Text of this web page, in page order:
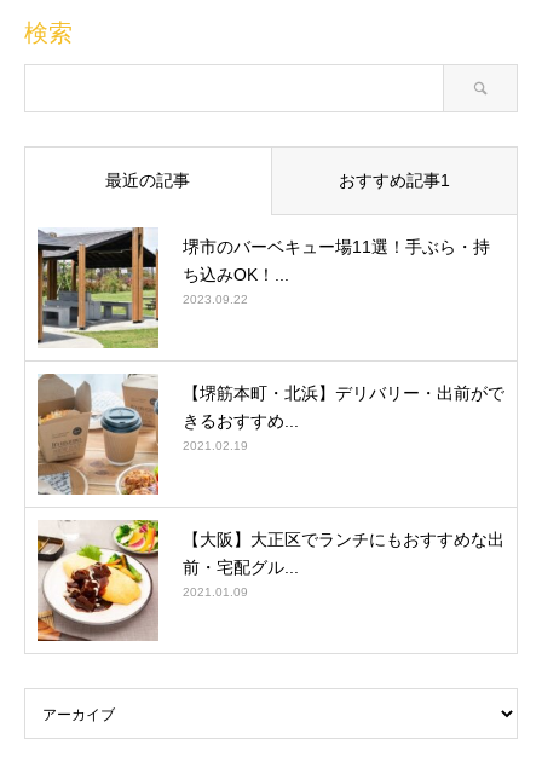
検索
最近の記事 おすすめ記事1
堺市のバーベキュー場11選！手ぶら・持
ち込みOK！...
2023.09.22
【堺筋本町・北浜】デリバリー・出前がで
きるおすすめ...
2021.02.19
【大阪】大正区でランチにもおすすめな出
前・宅配グル...
2021.01.09